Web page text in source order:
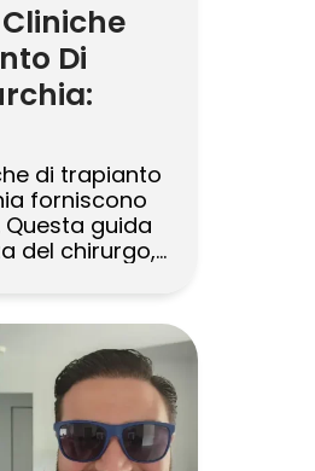
Di
di trapianto
forniscono
guida
del chirurgo,
La Turchia è
per il
particolare
ripristino dei
di
qualificati,